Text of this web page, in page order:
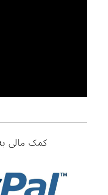
کمک مالی